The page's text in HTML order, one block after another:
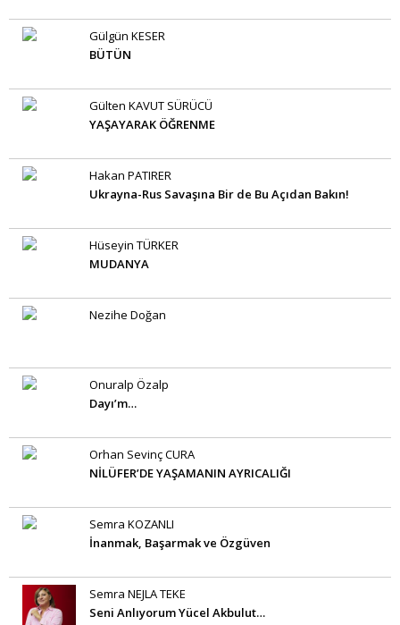
Gülgün KESER
BÜTÜN
Gülten KAVUT SÜRÜCÜ
YAŞAYARAK ÖĞRENME
Hakan PATIRER
Ukrayna-Rus Savaşına Bir de Bu Açıdan Bakın!
Hüseyin TÜRKER
MUDANYA
Nezihe Doğan
Onuralp Özalp
Dayı’m…
Orhan Sevinç CURA
NİLÜFER’DE YAŞAMANIN AYRICALIĞI
Semra KOZANLI
İnanmak, Başarmak ve Özgüven
Semra NEJLA TEKE
Seni Anlıyorum Yücel Akbulut…